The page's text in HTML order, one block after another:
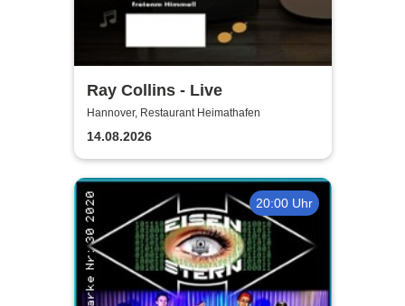
Ray Collins - Live
Hannover, Restaurant Heimathafen
14.08.2026
20:00 Uhr